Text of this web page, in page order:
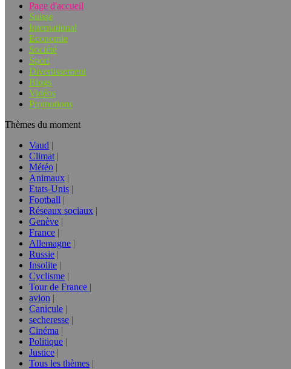
Page d'accueil
Suisse
International
Economie
Société
Sport
Divertissement
Blogs
Vidéos
Promotions
Thèmes du moment
Vaud
Climat
Météo
Animaux
Etats-Unis
Football
Réseaux sociaux
Genève
France
Allemagne
Russie
Insolite
Cyclisme
Tour de France
avion
Canicule
secheresse
Cinéma
Politique
Justice
Tous les thèmes